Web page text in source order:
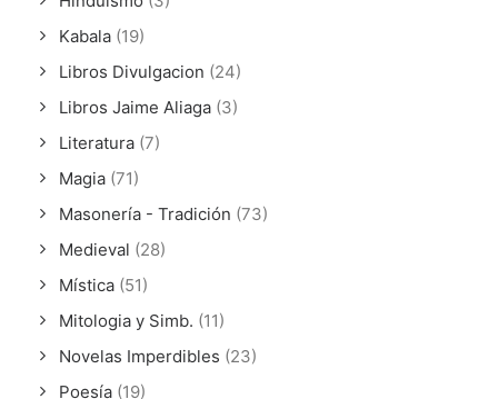
Kabala (19)
Libros Divulgacion (24)
Libros Jaime Aliaga (3)
Literatura (7)
Magia (71)
Masonería - Tradición (73)
Medieval (28)
Mística (51)
Mitologia y Simb. (11)
Novelas Imperdibles (23)
Poesía (19)